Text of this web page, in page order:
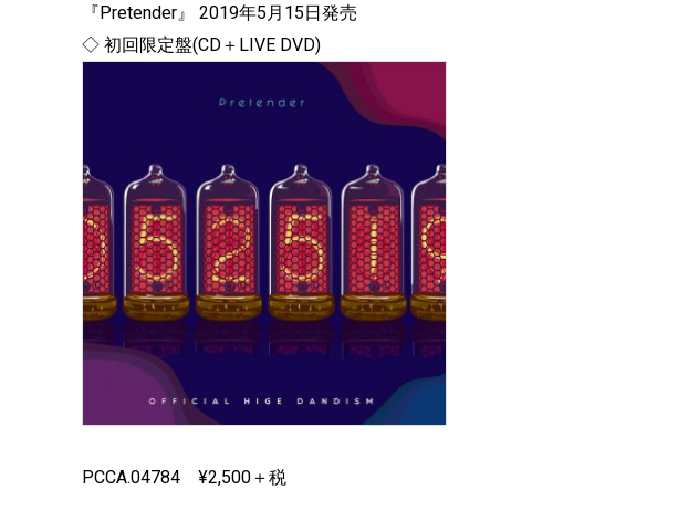
『Pretender』 2019年5月15日発売
◇ 初回限定盤(CD＋LIVE DVD)
PCCA.04784 ¥2,500＋税